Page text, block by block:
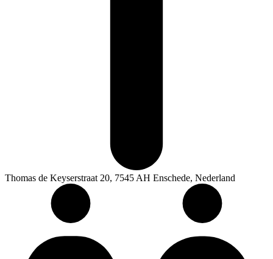
Thomas de Keyserstraat 20, 7545 AH Enschede, Nederland